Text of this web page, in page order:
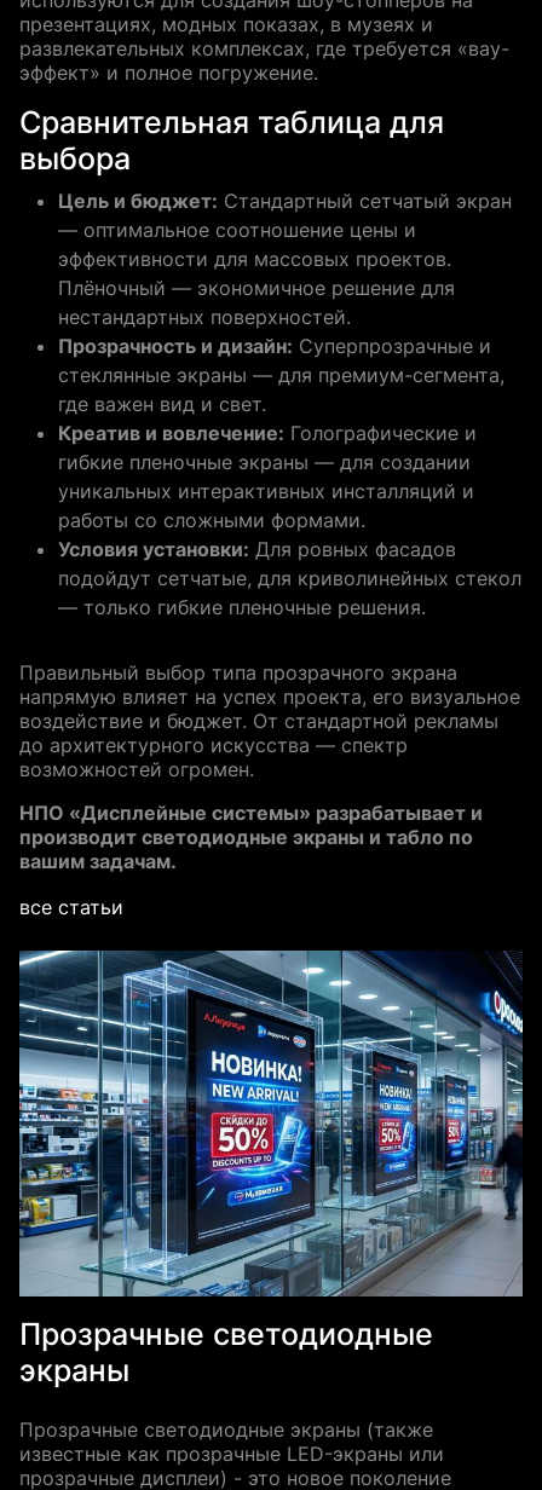
презентациях, модных показах, в музеях и
развлекательных комплексах, где требуется «вау-
эффект» и полное погружение.
Сравнительная таблица для
выбора
Цель и бюджет: Стандартный сетчатый экран
— оптимальное соотношение цены и
эффективности для массовых проектов.
Плёночный — экономичное решение для
нестандартных поверхностей.
Прозрачность и дизайн: Суперпрозрачные и
стеклянные экраны — для премиум-сегмента,
где важен вид и свет.
Креатив и вовлечение: Голографические и
гибкие пленочные экраны — для создании
уникальных интерактивных инсталляций и
работы со сложными формами.
Условия установки: Для ровных фасадов
подойдут сетчатые, для криволинейных стекол
— только гибкие пленочные решения.
Правильный выбор типа прозрачного экрана
напрямую влияет на успех проекта, его визуальное
воздействие и бюджет. От стандартной рекламы
до архитектурного искусства — спектр
возможностей огромен.
НПО «Дисплейные системы» разрабатывает и
производит светодиодные экраны и табло по
вашим задачам.
все статьи
Прозрачные светодиодные
экраны
Прозрачные светодиодные экраны (также
известные как прозрачные LED-экраны или
прозрачные дисплеи) - это новое поколение